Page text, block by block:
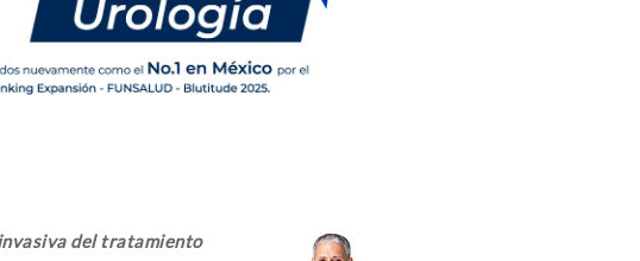
del tratamiento